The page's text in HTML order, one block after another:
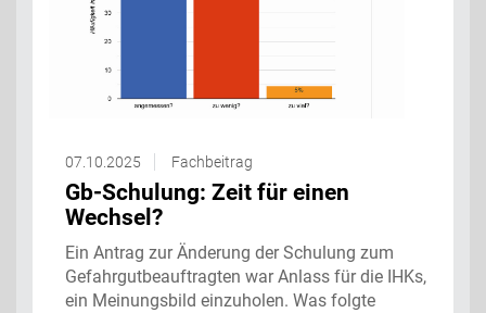
07.10.2025 Fachbeitrag
Gb-Schulung: Zeit für einen
Wechsel?
Ein Antrag zur Änderung der Schulung zum
Gefahrgutbeauftragten war Anlass für die IHKs,
ein Meinungsbild einzuholen. Was folgte